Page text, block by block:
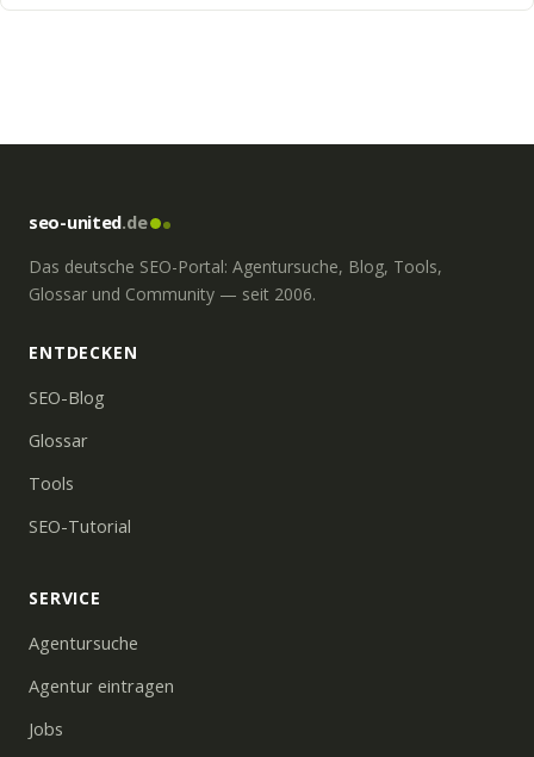
seo-united.de
Das deutsche SEO-Portal: Agentursuche, Blog, Tools,
Glossar und Community — seit 2006.
ENTDECKEN
SEO-Blog
Glossar
Tools
SEO-Tutorial
SERVICE
Agentursuche
Agentur eintragen
Jobs